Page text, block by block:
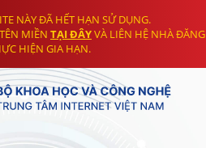
NÀY ĐÃ HẾT HẠN SỬ DỤNG.
MIỀN TẠI ĐÂYVÀ LIÊN HỆ NHÀ ĐĂNG
HIỆN GIA HẠN.